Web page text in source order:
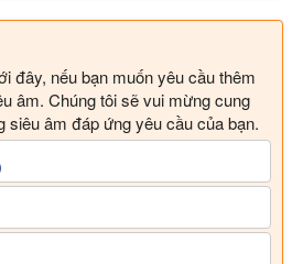
đây, nếu bạn muốn yêu cầu thêm
âm. Chúng tôi sẽ vui mừng cung
siêu âm đáp ứng yêu cầu của bạn.